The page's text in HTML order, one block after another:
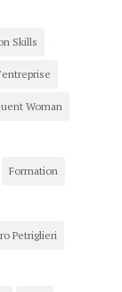
Skills
Woman
Formation
Petriglieri